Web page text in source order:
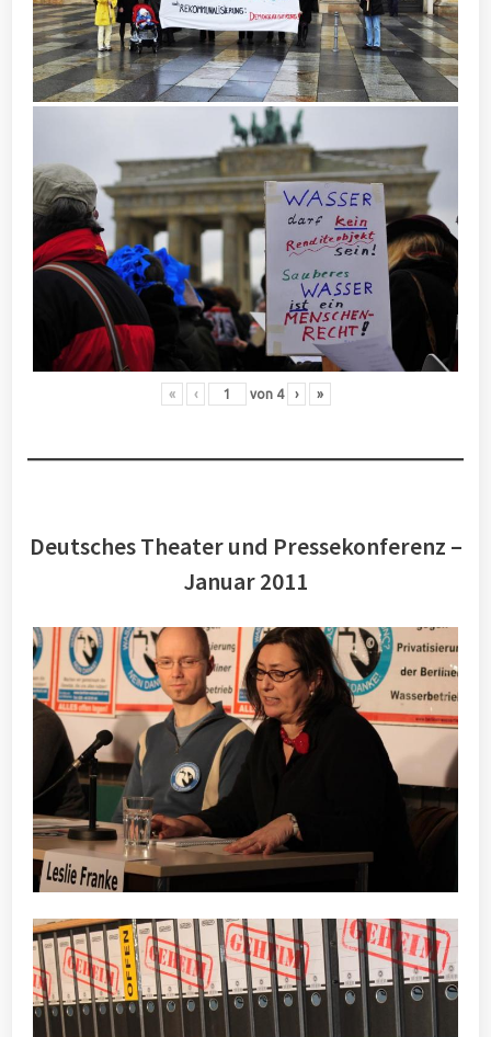
« ‹ von 4 › »
Deutsches Theater und Pressekonferenz –
Januar 2011